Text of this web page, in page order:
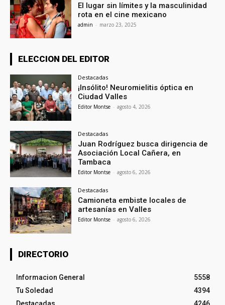
El lugar sin límites y la masculinidad
rota en el cine mexicano
admin - marzo 23, 2025
ELECCION DEL EDITOR
Destacadas
¡Insólito! Neuromielitis óptica en
Ciudad Valles
Editor Montse - agosto 4, 2026
Destacadas
Juan Rodríguez busca dirigencia de
Asociación Local Cañera, en
Tambaca
Editor Montse - agosto 6, 2026
Destacadas
Camioneta embiste locales de
artesanías en Valles
Editor Montse - agosto 6, 2026
DIRECTORIO
Informacion General
5558
Tu Soledad
4394
Destacadas
4246